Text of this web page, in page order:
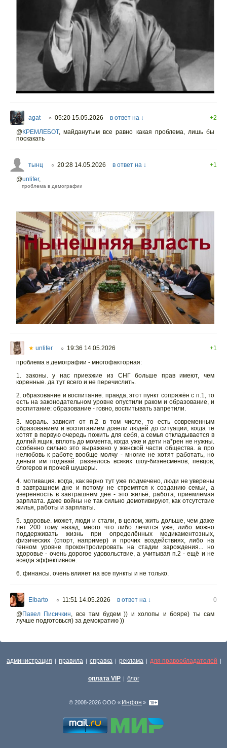
agat ○ 05:20 15.05.2026 в ответ на ↓
+2
@КРЕМЛЕБОТ, майданутым все равно какая проблема, лишь бы
поскакать
тынц ○ 20:28 14.05.2026 в ответ на ↓
+1
@unlifer,
проблема в демографии
★ unlifer ○ 19:36 14.05.2026
+1
проблема в демографии - многофакторная:
1. законы. у нас приезжие из СНГ больше прав имеют, чем
коренные. да тут всего и не перечислить.
2. образование и воспитание. правда, этот пункт сопряжён с п.1, то
есть на законодательном уровне опустили раком и образование, и
воспитание: образование - говно, воспитывать запретили.
3. мораль. зависит от п.2 в том числе, то есть современным
образованием и воспитанием довели людей до ситуации, когда те
хотят в первую очередь пожить для себя, а семья откладывается в
долгий ящик, вплоть до момента, когда уже и дети на*рен не нужны.
особенно сильно это выражено у женской части общества. а про
нелюбовь к работе вообще молчу - многие не хотят работать, но
деньги им подавай. развелось всяких шоу-бизнесменов, певцов,
блогеров и прочей шушеры.
4. мотивация. когда, как верно тут уже подмечено, люди не уверены
в завтрашнем дне и потому не стремятся к созданию семьи, а
уверенность в завтрашнем дне - это жильё, работа, приемлемая
зарплата. даже войны не так сильно демотивируют, как отсутствие
жилья, работы и зарплаты.
5. здоровье. может, люди и стали, в целом, жить дольше, чем даже
лет 200 тому назад, много что либо лечится уже, либо можно
поддерживать жизнь при определённых медикаментозных,
физических (спорт, например) и прочих воздействиях, либо на
генном уровне проконтролировать на стадии зарождения... но
здоровье - очень дорогое удовольствие, а учитывая п.2 - ещё и не
всегда эффективное.
6. финансы. очень влияет на все пункты и не только.
Elbarto ○ 11:51 14.05.2026 в ответ на ↓
0
@Павел Писичкин, все там будем )) и холопы и бояре) ты сам
лучше подготовься) за демократию ))
администрация | правила | справка | реклама | для правообладателей |
оплата VIP | блог
© 2008-2026 ООО « Инфон »